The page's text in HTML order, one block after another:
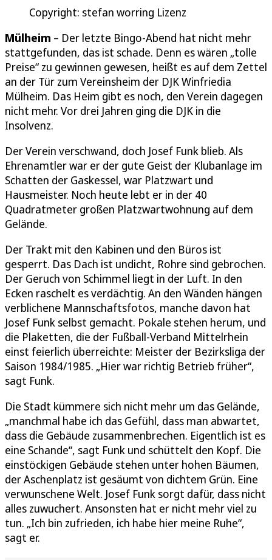
Copyright: stefan worring Lizenz
Mülheim – Der letzte Bingo-Abend hat nicht mehr
stattgefunden, das ist schade. Denn es wären „tolle
Preise“ zu gewinnen gewesen, heißt es auf dem Zettel
an der Tür zum Vereinsheim der DJK Winfriedia
Mülheim. Das Heim gibt es noch, den Verein dagegen
nicht mehr. Vor drei Jahren ging die DJK in die
Insolvenz.
Der Verein verschwand, doch Josef Funk blieb. Als
Ehrenamtler war er der gute Geist der Klubanlage im
Schatten der Gaskessel, war Platzwart und
Hausmeister. Noch heute lebt er in der 40
Quadratmeter großen Platzwartwohnung auf dem
Gelände.
Der Trakt mit den Kabinen und den Büros ist
gesperrt. Das Dach ist undicht, Rohre sind gebrochen.
Der Geruch von Schimmel liegt in der Luft. In den
Ecken raschelt es verdächtig. An den Wänden hängen
verblichene Mannschaftsfotos, manche davon hat
Josef Funk selbst gemacht. Pokale stehen herum, und
die Plaketten, die der Fußball-Verband Mittelrhein
einst feierlich überreichte: Meister der Bezirksliga der
Saison 1984/1985. „Hier war richtig Betrieb früher“,
sagt Funk.
Die Stadt kümmere sich nicht mehr um das Gelände,
„manchmal habe ich das Gefühl, dass man abwartet,
dass die Gebäude zusammenbrechen. Eigentlich ist es
eine Schande“, sagt Funk und schüttelt den Kopf. Die
einstöckigen Gebäude stehen unter hohen Bäumen,
der Aschenplatz ist gesäumt von dichtem Grün. Eine
verwunschene Welt. Josef Funk sorgt dafür, dass nicht
alles zuwuchert. Ansonsten hat er nicht mehr viel zu
tun. „Ich bin zufrieden, ich habe hier meine Ruhe“,
sagt er.